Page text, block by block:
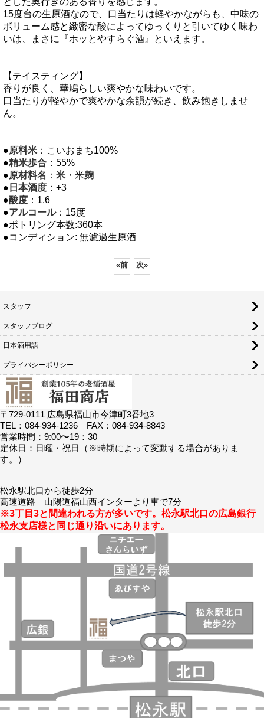
15度台の生原酒なので、口当たりは軽やかながらも、中味の
ボリューム感と緻密な酸によってゆっくりと引いてゆく味わ
いは、まさに『ホッとやすらぐ酒』といえます。
【テイスティング】
香りが良く、華鳩らしい爽やかな味わいです。
口当たりが軽やかで爽やかな余韻が続き、飲み飽きしませ
ん。
●原料米 ：こいおまち100%
●精米歩合 ：55%
●原材料名 ： 米 ・米麹
● 日本酒度 ：+3
●酸度 ：1.6
●アルコール：15度
●ボトリング本数:360本
●コンディション: 無濾過生原酒
«前 次»
スタッフ
スタッフブログ
日本酒用語
プライバシーポリシー
〒729-0111 広島県福山市今津町3番地3
TEL：084-934-1236 FAX：084-934-8843
営業時間：9:00〜19：30
定休日：日曜・祝日（※時期によって変動する場合がありま
す。）
松永駅北口から徒歩2分
高速道路 山陽道福山西インターより車で7分
※3丁目3と間違われる方が多いです。松永駅北口の広島銀行
松永支店様と同じ通り沿いにあります。